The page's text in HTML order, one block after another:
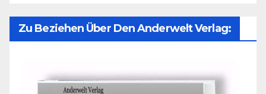
Zu Beziehen Über Den Anderwelt Verlag: